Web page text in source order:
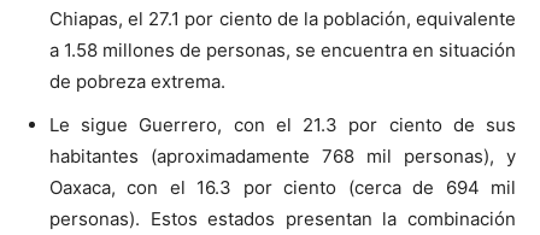
Chiapas, el 27.1 por ciento de la población, equivalente
a 1.58 millones de personas, se encuentra en situación
de pobreza extrema.
Le sigue Guerrero, con el 21.3 por ciento de sus
habitantes (aproximadamente 768 mil personas), y
Oaxaca, con el 16.3 por ciento (cerca de 694 mil
personas). Estos estados presentan la combinación